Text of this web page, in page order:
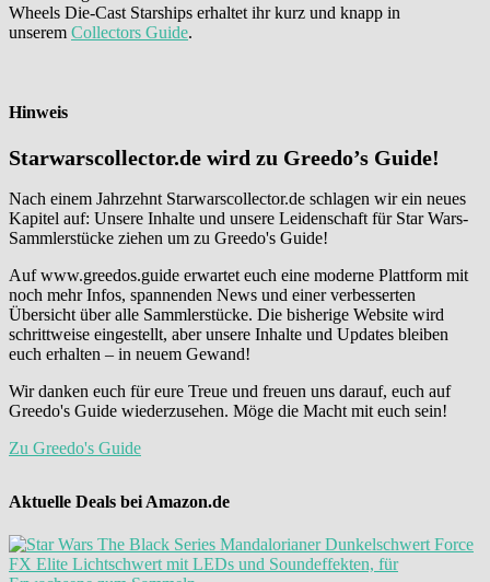
Wheels Die-Cast Starships erhaltet ihr kurz und knapp in
unserem Collectors Guide.
Hinweis
Starwarscollector.de wird zu Greedo’s Guide!
Nach einem Jahrzehnt Starwarscollector.de schlagen wir ein neues
Kapitel auf: Unsere Inhalte und unsere Leidenschaft für Star Wars-
Sammlerstücke ziehen um zu Greedo's Guide!
Auf www.greedos.guide erwartet euch eine moderne Plattform mit
noch mehr Infos, spannenden News und einer verbesserten
Übersicht über alle Sammlerstücke. Die bisherige Website wird
schrittweise eingestellt, aber unsere Inhalte und Updates bleiben
euch erhalten – in neuem Gewand!
Wir danken euch für eure Treue und freuen uns darauf, euch auf
Greedo's Guide wiederzusehen. Möge die Macht mit euch sein!
Zu Greedo's Guide
Aktuelle Deals bei Amazon.de